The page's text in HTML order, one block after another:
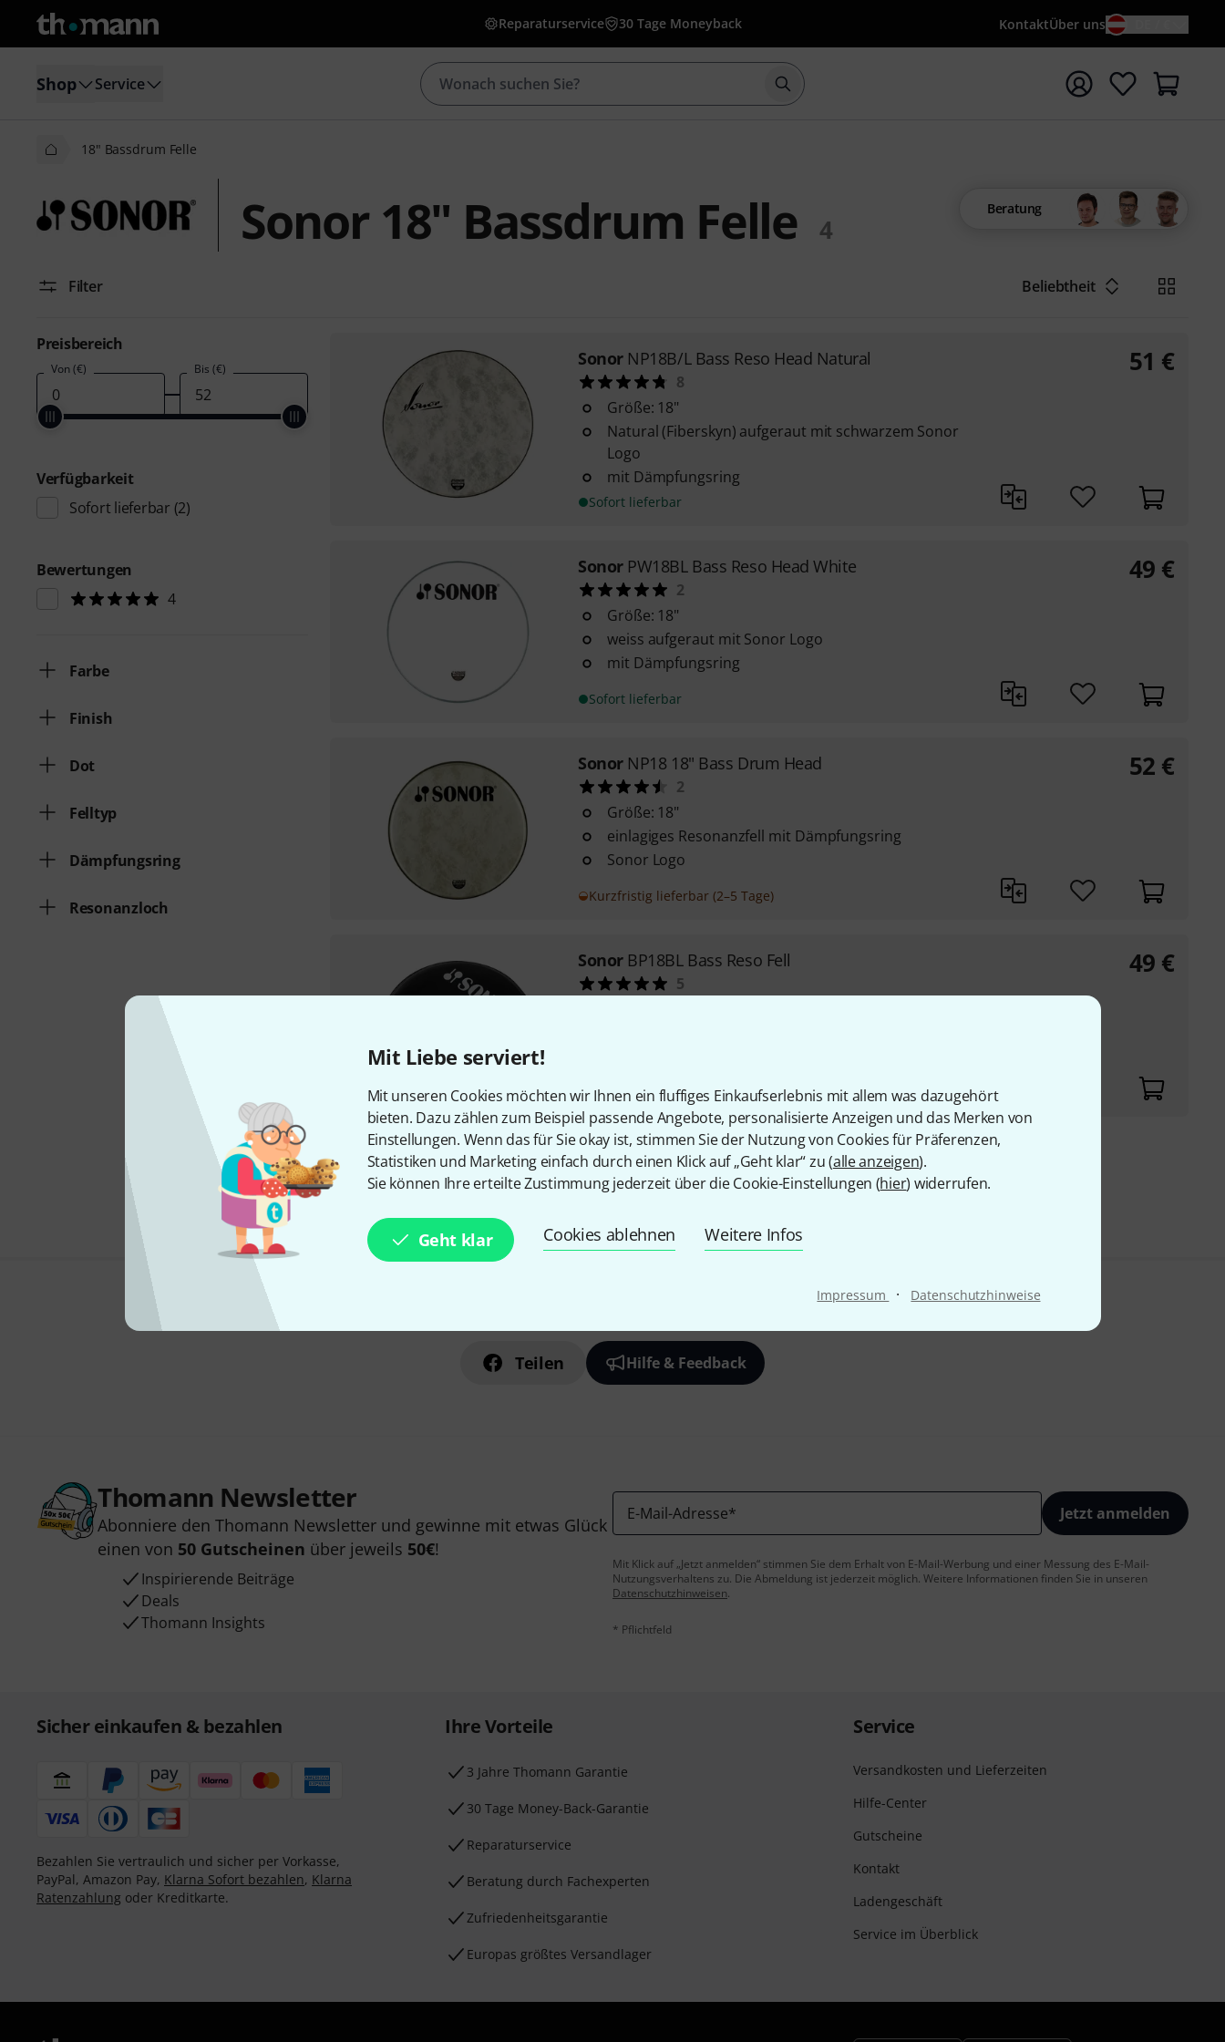
Mit Liebe serviert!
Mit unseren Cookies möchten wir Ihnen ein fluffiges Einkaufserlebnis mit allem was dazugehört
bieten. Dazu zählen zum Beispiel passende Angebote, personalisierte Anzeigen und das Merken von
Einstellungen. Wenn das für Sie okay ist, stimmen Sie der Nutzung von Cookies für Präferenzen,
Statistiken und Marketing einfach durch einen Klick auf „Geht klar“ zu (alle anzeigen).
Sie können Ihre erteilte Zustimmung jederzeit über die Cookie-Einstellungen (hier) widerrufen.
Geht klar Cookies ablehnen Weitere Infos
Impressum · Datenschutzhinweise
Reparaturservice 30 Tage Moneyback KontaktÜber uns
Shop Service Suche mit Suchwort {searchTerm} starten
18" Bassdrum Felle
Sonor 18" Bassdrum Felle 4
Beratung
Filter Beliebtheit
Preisbereich
Von (€) Bis (€)
Verfügbarkeit
Sofort lieferbar (2)
Bewertungen
4
Farbe
Finish
Dot
Felltyp
Dämpfungsring
Resonanzloch
Sonor NP18B/L Bass Reso Head Natural
8
Größe: 18"
Natural (Fiberskyn) aufgeraut mit schwarzem Sonor
Logo
mit Dämpfungsring
Sofort lieferbar
51 €
Sonor PW18BL Bass Reso Head White
2
Größe: 18"
weiss aufgeraut mit Sonor Logo
mit Dämpfungsring
Sofort lieferbar
49 €
Sonor NP18 18" Bass Drum Head
2
Größe: 18"
einlagiges Resonanzfell mit Dämpfungsring
Sonor Logo
Kurzfristig lieferbar (2–5 Tage)
52 €
Sonor BP18BL Bass Reso Fell
5
Kurzfristig lieferbar (2–5 Tage)
49 €
Kostenloser Versand ab € 69
Alle Preise inkl. MwSt.
Teilen Hilfe & Feedback
Thomann Newsletter
Abonniere den Thomann Newsletter und gewinne mit etwas Glück
einen von 50 Gutscheinen über jeweils 50€!
Inspirierende Beiträge
Deals
Thomann Insights
E-Mail-Adresse* Jetzt anmelden
Mit Klick auf „Jetzt anmelden“ stimmen Sie dem Erhalt von E-Mail-Werbung und einer Messung des E-Mail-
Nutzungsverhaltens zu. Die Abmeldung ist jederzeit möglich. Weitere Informationen finden Sie in unseren
Datenschutzhinweisen.
* Pflichtfeld
Sicher einkaufen & bezahlen
Bezahlen Sie vertraulich und sicher per Vorkasse,
PayPal, Amazon Pay, Klarna Sofort bezahlen, Klarna
Ratenzahlung oder Kreditkarte.
Ihre Vorteile
3 Jahre Thomann Garantie
30 Tage Money-Back-Garantie
Reparaturservice
Beratung durch Fachexperten
Zufriedenheitsgarantie
Europas größtes Versandlager
Service
Versandkosten und Lieferzeiten
Hilfe-Center
Gutscheine
Kontakt
Ladengeschäft
Service im Überblick